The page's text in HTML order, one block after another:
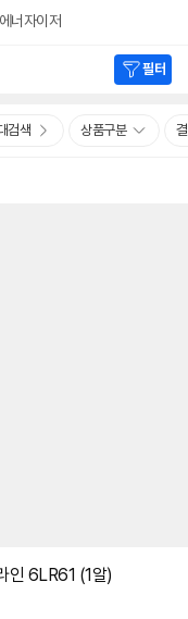
에너자이저
필터
검색 상품구분
인 6LR61 (1알)